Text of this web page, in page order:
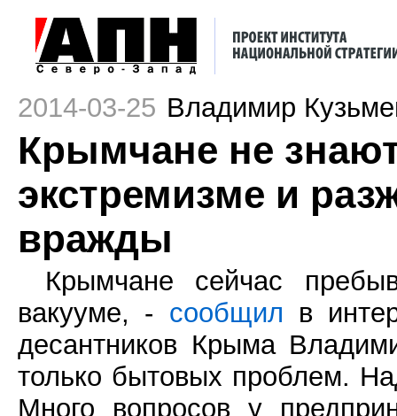
2014-03-25 Владимир
Крымчане не
экстремизме и
вражды
Крымчане сейчас
вакууме, - сообщил в
десантников Крыма
только бытовых проблем.
Много вопросов у